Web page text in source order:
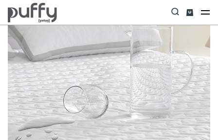
Anasayfa Yastık & Yorgan & Alez Eco Fresh